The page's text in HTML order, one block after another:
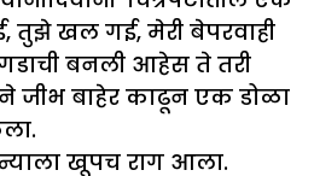
खल गई, मेरी बेपरवाही
बनली आहेस ते तरी
जीभ बाहेर काढून एक डोळा
खूपच राग आला.